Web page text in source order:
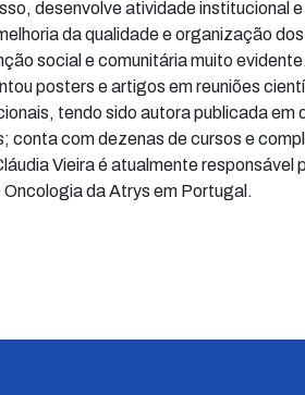
desenvolve atividade institucional
da qualidade e organização
social e comunitária muito evidente.
posters e artigos em reuniões
tendo sido autora publicada em
conta com dezenas de cursos e
Vieira é atualmente
Oncologia da Atrys em Portugal.